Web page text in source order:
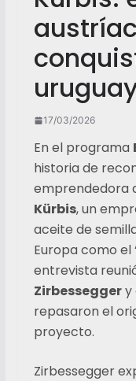
17/03/2026
En el programa
historia de
emprendedora
Kürbis, un
aceite de
Europa como el
entrevista
Zirbesseggery
repasaron el
proyecto.
Zirbessegger